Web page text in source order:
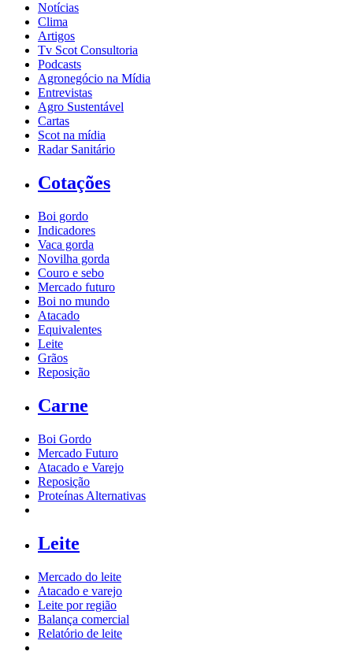
Notícias
Clima
Artigos
Tv Scot Consultoria
Podcasts
Agronegócio na Mídia
Entrevistas
Agro Sustentável
Cartas
Scot na mídia
Radar Sanitário
Cotações
Boi gordo
Indicadores
Vaca gorda
Novilha gorda
Couro e sebo
Mercado futuro
Boi no mundo
Atacado
Equivalentes
Leite
Grãos
Reposição
Carne
Boi Gordo
Mercado Futuro
Atacado e Varejo
Reposição
Proteínas Alternativas
Leite
Mercado do leite
Atacado e varejo
Leite por região
Balança comercial
Relatório de leite